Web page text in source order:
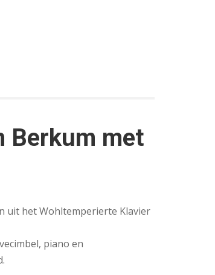
Berkum met
uit het Wohltemperierte Klavier
piano en